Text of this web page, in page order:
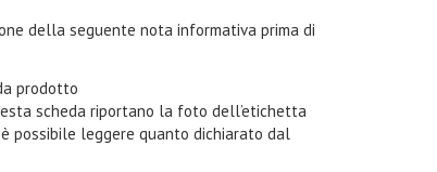
della seguente nota informativa prima di
prodotto
scheda riportano la foto dell’etichetta
possibile leggere quanto dichiarato dal